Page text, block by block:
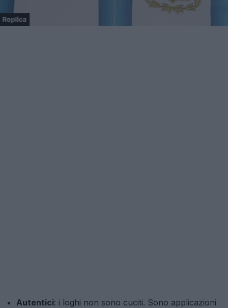
Autentici: i loghi non sono cuciti. Sono applicazioni